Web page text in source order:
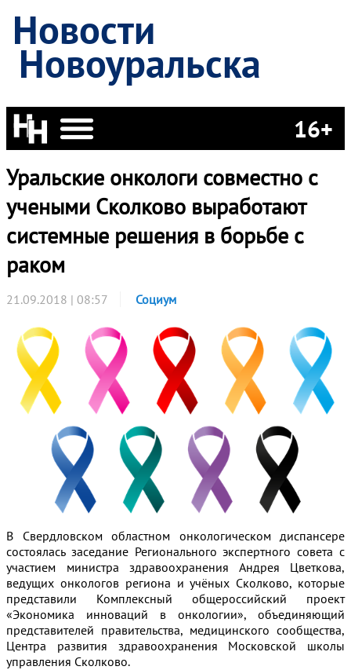
Новости
Новоуральска
16+
Уральские онкологи совместно с
учеными Сколково выработают
системные решения в борьбе с
раком
21.09.2018 | 08:57 Социум
В Свердловском областном онкологическом диспансере
состоялась заседание Регионального экспертного совета с
участием министра здравоохранения Андрея Цветкова,
ведущих онкологов региона и учёных Сколково, которые
представили Комплексный общероссийский проект
«Экономика инноваций в онкологии», объединяющий
представителей правительства, медицинского сообщества,
Центра развития здравоохранения Московской школы
управления Сколково.